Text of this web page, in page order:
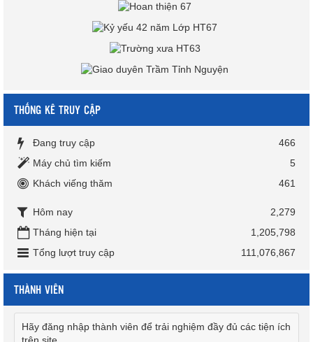
THỐNG KÊ TRUY CẬP
Đang truy cập
466
Máy chủ tìm kiếm
5
Khách viếng thăm
461
Hôm nay
2,279
Tháng hiện tại
1,205,798
Tổng lượt truy cập
111,076,867
THÀNH VIÊN
Hãy đăng nhập thành viên để trải nghiệm đầy đủ các tiện ích
trên site